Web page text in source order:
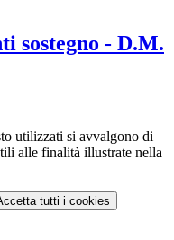
sostegno - D.M.
utilizzati si avvalgono di
alle finalità illustrate nella
tutti i cookies